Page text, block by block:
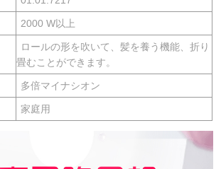
2000 W以上
ロールの形を吹いて、髪を養う機能、折り
畳むことができます。
多倍マイナシオン
家庭用